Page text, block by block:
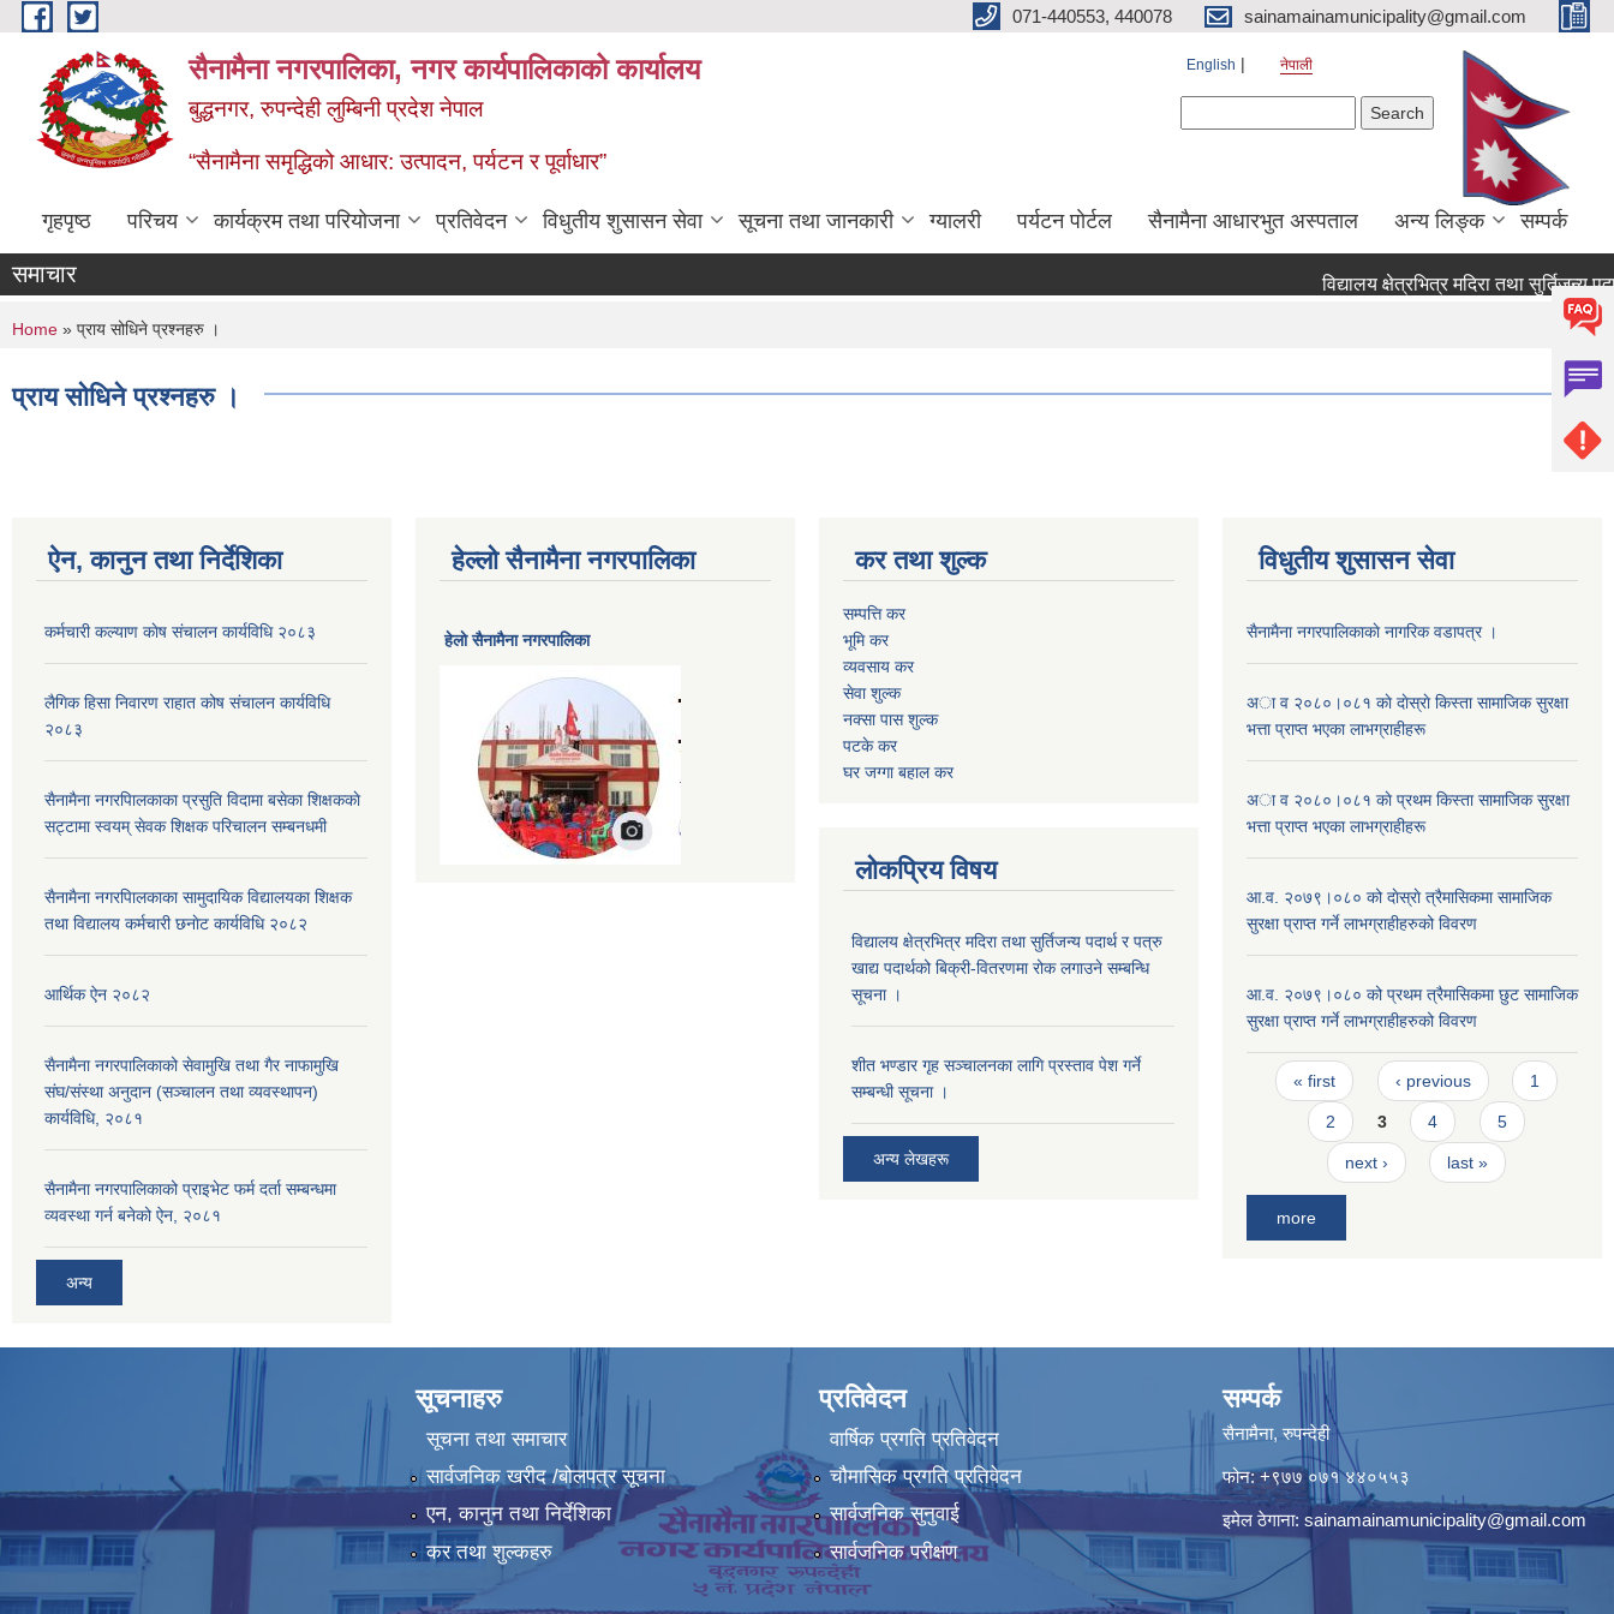
Skip to main content 071-440553, 440078 sainamainamunicipality@gmail.com
सैनामैना नगरपालिका, नगर कार्यपालिकाको कार्यालय
बुद्धनगर, रुपन्देही लुम्बिनी प्रदेश नेपाल
“सैनामैना समृद्धिको आधार: उत्पादन, पर्यटन र पूर्वाधार”
English नेपाली
गृहपृष्ठ परिचय कार्यक्रम तथा परियोजना प्रतिवेदन विधुतीय शुसासन सेवा सूचना तथा जानकारी ग्यालरी पर्यटन पाेर्टल सैनामैना आधारभुत अस्पताल अन्य लिङ्क सम्पर्क
समाचार विद्यालय क्षेत्रभित्र मदिरा तथा सुर्तिजन्य
You are here
Home » प्राय सोधिने प्रश्नहरु ।
प्राय सोधिने प्रश्नहरु ।
ऐन, कानुन तथा निर्देशिका
कर्मचारी कल्याण काेष संचालन कार्यविधि २०८३
लैगिक हिसा निवारण राहात कोष संचालन कार्यविधि
२०८३
सैनामैना नगरपािलकाका प्रसुति विदामा बसेका शिक्षककाे
सट्टामा स्वयम् सेवक शिक्षक परिचालन सम्बनधमी
सैनामैना नगरपािलकाका सामुदायिक विद्यालयका शिक्षक
तथा विद्यालय कर्मचारी छनाेट कार्यविधि २०८२
आर्थिक ऐन २०८२
सैनामैना नगरपालिकाको सेवामुखि तथा गैर नाफामुखि
संघ/संस्था अनुदान (सञ्चालन तथा व्यवस्थापन)
कार्यविधि, २०८१
सैनामैना नगरपालिकाको प्राइभेट फर्म दर्ता सम्बन्धमा
व्यवस्था गर्न बनेको ऐन, २०८१
अन्य
हेल्लो सैनामैना नगरपालिका
हेलाे सैनामैना नगरपालिका
कर तथा शुल्क
सम्पत्ति कर
भूमि कर
व्यवसाय कर
सेवा शुल्क
नक्सा पास शुल्क
पटके कर
घर जग्गा बहाल कर
लोकप्रिय विषय
विद्यालय क्षेत्रभित्र मदिरा तथा सुर्तिजन्य पदार्थ र पत्रु
खाद्य पदार्थको बिक्री-वितरणमा रोक लगाउने सम्बन्धि
सूचना ।
शीत भण्डार गृह सञ्चालनका लागि प्रस्ताव पेश गर्ने
सम्बन्धी सूचना ।
अन्य लेखहरू
विधुतीय शुसासन सेवा
सैनामैना नगरपालिकाकाे नागरिक वडापत्र ।
अा व २०८०।०८१ काे दाेस्राे किस्ता सामाजिक सुरक्षा
भत्ता प्राप्त भएका लाभग्राहीहरू
अा व २०८०।०८१ काे प्रथम किस्ता सामाजिक सुरक्षा
भत्ता प्राप्त भएका लाभग्राहीहरू
आ.व. २०७९।०८० को दाेस्राे त्रैमासिकमा सामाजिक
सुरक्षा प्राप्त गर्ने लाभग्राहीहरुको विवरण
आ.व. २०७९।०८० को प्रथम त्रैमासिकमा छुट सामाजिक
सुरक्षा प्राप्त गर्ने लाभग्राहीहरुको विवरण
Pages
« first ‹ previous 1
2 3 4 5
next › last »
more
सूचनाहरु
सूचना तथा समाचार
सार्वजनिक खरीद /बोलपत्र सूचना
एन, कानुन तथा निर्देशिका
कर तथा शुल्कहरु
प्रतिवेदन
वार्षिक प्रगति प्रतिवेदन
चौमासिक प्रगति प्रतिवेदन
सार्वजनिक सुनुवाई
सार्वजनिक परीक्षण
सम्पर्क
सैनामैना, रुपन्देही
फोन:+९७७ ०७१ ४४०५५३
इमेल ठेगाना: sainamainamunicipality@gmail.com